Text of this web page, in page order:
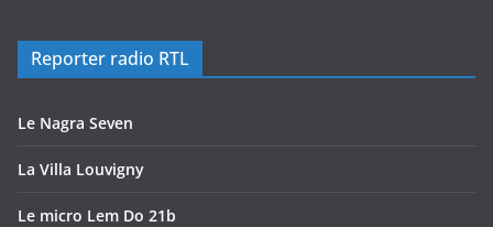
Reporter radio RTL
Le Nagra Seven
La Villa Louvigny
Le micro Lem Do 21b